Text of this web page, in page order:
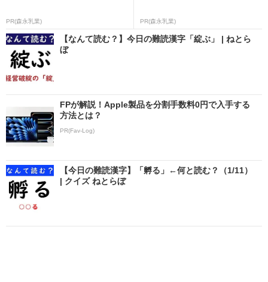
PR(森永乳業) PR(森永乳業)
【なんて読む？】今日の難読漢字「綻ぶ」 | ねとら
ぼ
FPが解説！Apple製品を分割手数料0円で入手する
方法とは？
PR(Fav-Log)
【今日の難読漢字】「孵る」←何と読む？（1/11）
| クイズ ねとらぼ